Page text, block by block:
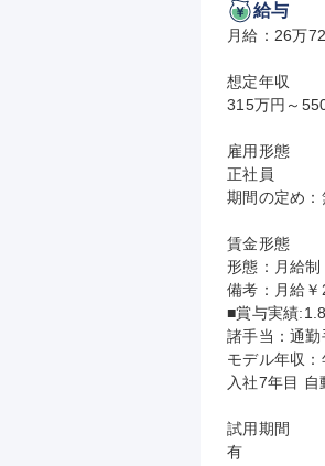
給与
月給：26万
想定年収
315万円～
雇用形態
正社員
期間の定め：
賃金形態
形態：月給制
備考：月給
■賞与実績
諸手当：通勤
モデル年収
入社7年目 自
試用期間
有